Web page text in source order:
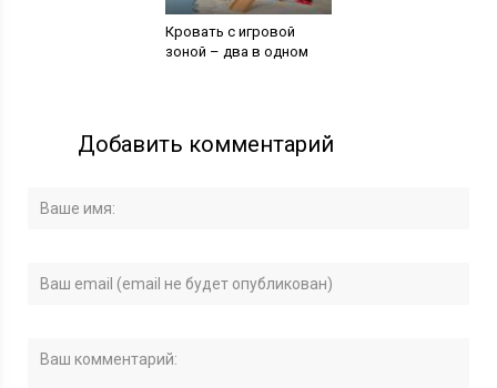
Кровать с игровой
зоной – два в одном
Добавить комментарий